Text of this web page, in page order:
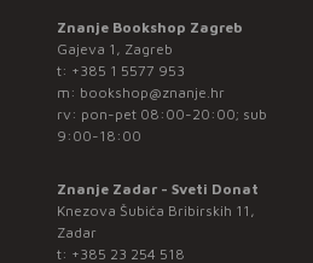
Znanje Bookshop Zagreb
Gajeva 1, Zagreb
t: +385 1 5577 953
m: bookshop@znanje.hr
rv: pon-pet 08:00-20:00; sub
9:00-18:00
Znanje Zadar - Sveti Donat
Knezova Šubića Bribirskih 11,
Zadar
t: +385 23 254 518